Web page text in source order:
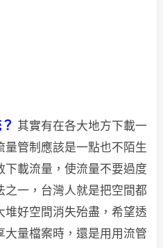
其實有在各大地方下載一
管制應該是一點也不陌生
下載流量，使流量不要過度
一，台灣人就是把空間都
堆好空間消失殆盡，希望透
大量檔案時，還是用用流管